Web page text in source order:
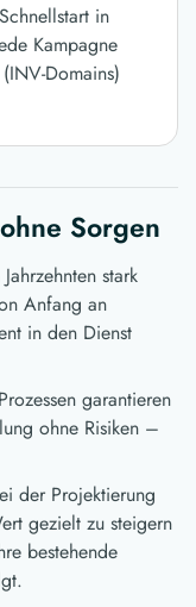
in
Kampagne
Domains)
Sorgen
stark
Anfang an
in den Dienst
garantieren
ohne Risiken –
der Projektierung
gezielt zu steigern
bestehende